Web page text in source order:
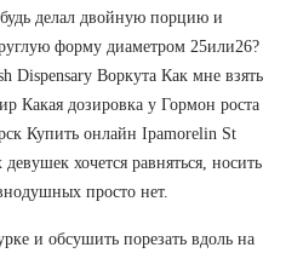
делал двойную порцию и
форму диаметром 25или26?
Dispensary Воркута Как мне взять
Какая дозировка у Гормон роста
Купить онлайн Ipamorelin St
хочется равняться, носить
просто нет.
и обсушить порезать вдоль на